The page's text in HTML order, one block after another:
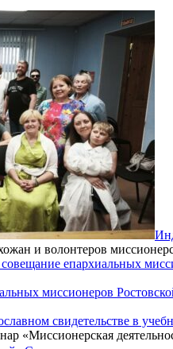
и волонтеров
епархиальных
миссионеров
свидетельстве в
«Миссионерская